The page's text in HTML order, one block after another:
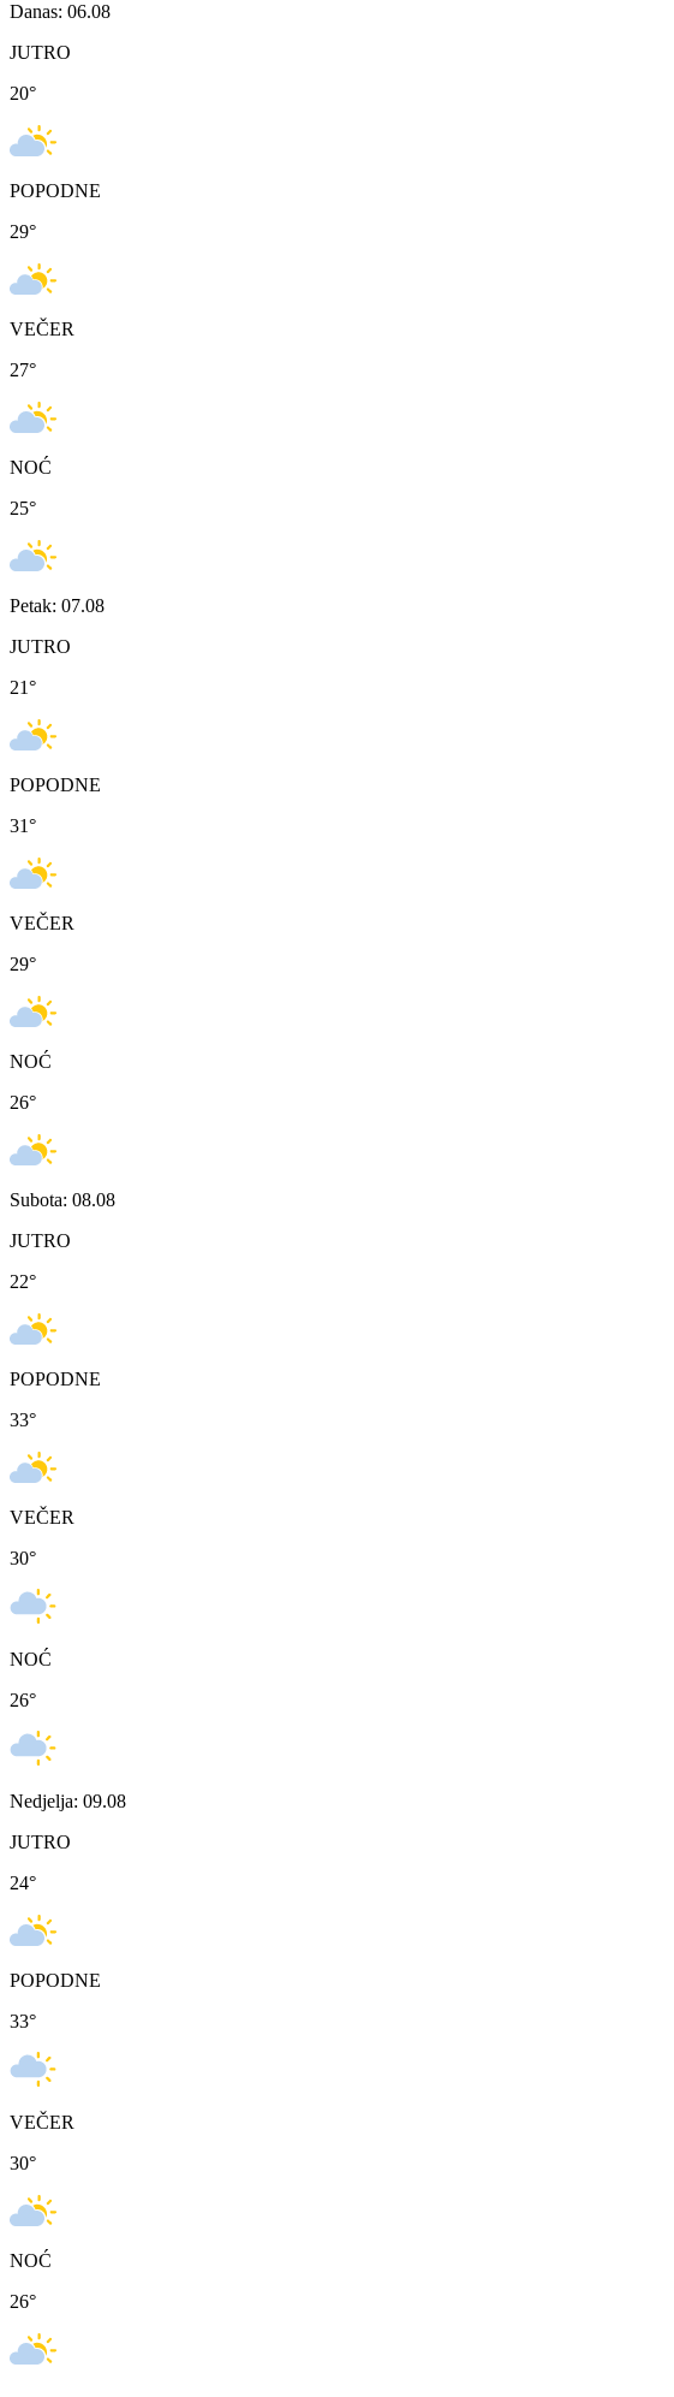
Danas: 06.08
JUTRO
20°
POPODNE
29°
VEČER
27°
NOĆ
25°
Petak: 07.08
JUTRO
21°
POPODNE
31°
VEČER
29°
NOĆ
26°
Subota: 08.08
JUTRO
22°
POPODNE
33°
VEČER
30°
NOĆ
26°
Nedjelja: 09.08
JUTRO
24°
POPODNE
33°
VEČER
30°
NOĆ
26°